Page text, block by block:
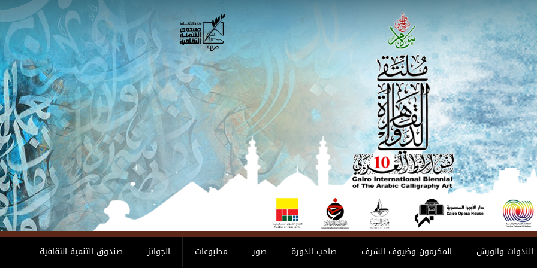
صندوق التنمية الثقافية الجوائز مطبوعات صور صاحب الدورة المكرمون وضيوف الشرف الندوات والورش